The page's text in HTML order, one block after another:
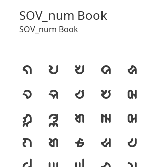
SOV_num Book
SOV_num Book
ก ข ฃ ค ฅ
จ ฉ ช ซ ฌ
ฏ ฐ ฑ ฒ ณ
ถ ท ธ น บ